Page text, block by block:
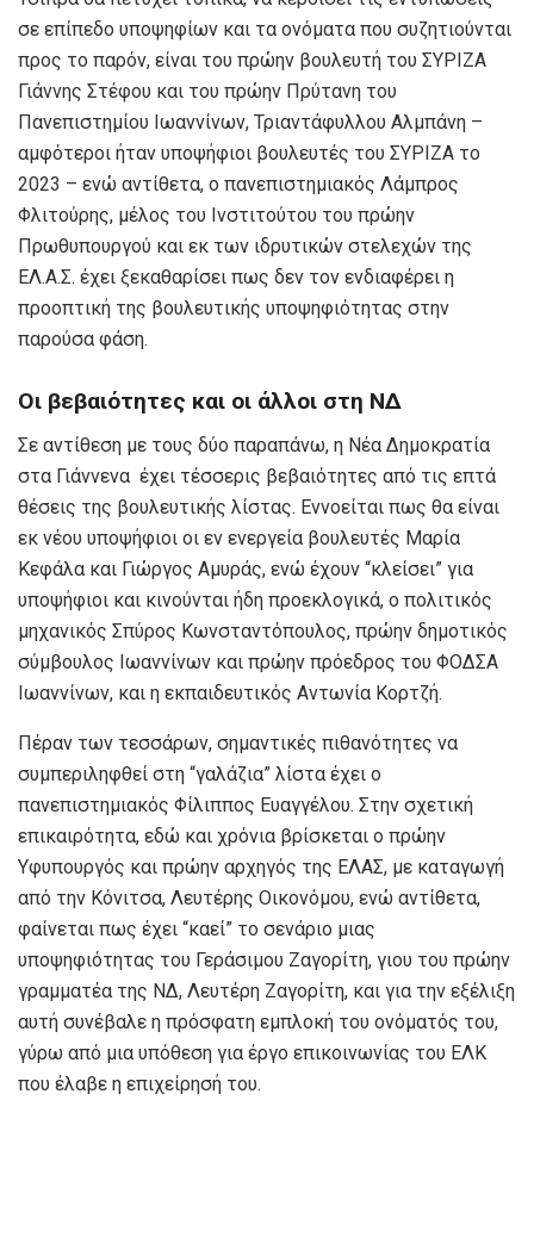
σε επίπεδο υποψηφίων και τα ονόματα που συζητιούνται
προς το παρόν, είναι του πρώην βουλευτή του ΣΥΡΙΖΑ
Γιάννης Στέφου και του πρώην Πρύτανη του
Πανεπιστημίου Ιωαννίνων, Τριαντάφυλλου Αλμπάνη –
αμφότεροι ήταν υποψήφιοι βουλευτές του ΣΥΡΙΖΑ το
2023 – ενώ αντίθετα, ο πανεπιστημιακός Λάμπρος
Φλιτούρης, μέλος του Ινστιτούτου του πρώην
Πρωθυπουργού και εκ των ιδρυτικών στελεχών της
ΕΛ.Α.Σ. έχει ξεκαθαρίσει πως δεν τον ενδιαφέρει η
προοπτική της βουλευτικής υποψηφιότητας στην
παρούσα φάση.
Οι βεβαιότητες και οι άλλοι στη ΝΔ
Σε αντίθεση με τους δύο παραπάνω, η Νέα Δημοκρατία
στα Γιάννενα έχει τέσσερις βεβαιότητες από τις επτά
θέσεις της βουλευτικής λίστας. Εννοείται πως θα είναι
εκ νέου υποψήφιοι οι εν ενεργεία βουλευτές Μαρία
Κεφάλα και Γιώργος Αμυράς, ενώ έχουν “κλείσει” για
υποψήφιοι και κινούνται ήδη προεκλογικά, ο πολιτικός
μηχανικός Σπύρος Κωνσταντόπουλος, πρώην δημοτικός
σύμβουλος Ιωαννίνων και πρώην πρόεδρος του ΦΟΔΣΑ
Ιωαννίνων, και η εκπαιδευτικός Αντωνία Κορτζή.
Πέραν των τεσσάρων, σημαντικές πιθανότητες να
συμπεριληφθεί στη “γαλάζια” λίστα έχει ο
πανεπιστημιακός Φίλιππος Ευαγγέλου. Στην σχετική
επικαιρότητα, εδώ και χρόνια βρίσκεται ο πρώην
Υφυπουργός και πρώην αρχηγός της ΕΛΑΣ, με καταγωγή
από την Κόνιτσα, Λευτέρης Οικονόμου, ενώ αντίθετα,
φαίνεται πως έχει “καεί” το σενάριο μιας
υποψηφιότητας του Γεράσιμου Ζαγορίτη, γιου του πρώην
γραμματέα της ΝΔ, Λευτέρη Ζαγορίτη, και για την εξέλιξη
αυτή συνέβαλε η πρόσφατη εμπλοκή του ονόματός του,
γύρω από μια υπόθεση για έργο επικοινωνίας του ΕΛΚ
που έλαβε η επιχείρησή του.